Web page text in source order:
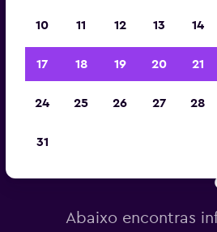
Estações
Abaixo encontras
10 11 12 13 14
17 18 19 20 21
24 25 26 27 28
31